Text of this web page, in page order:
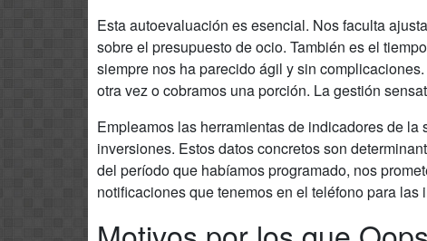
Esta autoevaluación es esencial. Nos faculta
sobre el presupuesto de ocio. También es el
siempre nos ha parecido ágil y sin
otra vez o cobramos una porción. La gestión
Empleamos las herramientas de indicadores de
inversiones. Estos datos concretos son
del período que habíamos programado, nos
notificaciones que tenemos en el teléfono para las